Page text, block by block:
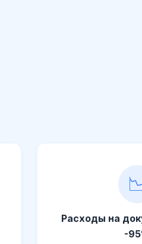
Расходы на
-